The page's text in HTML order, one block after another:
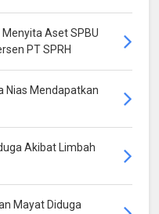
Menyita Aset SPBU
PT SPRH
Nias Mendapatkan
Akibat Limbah
Mayat Diduga